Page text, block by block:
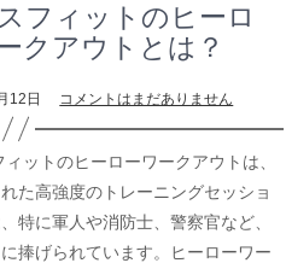
フィットのヒーロ
クアウトとは？
12日 コメントはまだありません
ィットのヒーローワークアウトは、
た高強度のトレーニングセッショ
特に軍人や消防士、警察官など、
捧げられています。ヒーローワー